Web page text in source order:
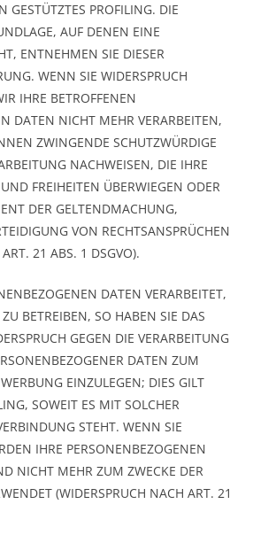
GESTÜTZTES PROFILING. DIE
AUF DENEN EINE
ENTNEHMEN SIE DIESER
WENN SIE WIDERSPRUCH
IHRE BETROFFENEN
DATEN NICHT MEHR VERARBEITEN,
ZWINGENDE SCHUTZWÜRDIGE
NACHWEISEN, DIE IHRE
FREIHEITEN ÜBERWIEGEN ODER
DER GELTENDMACHUNG,
VON RECHTSANSPRÜCHEN
21 ABS. 1 DSGVO).
DATEN VERARBEITET,
BETREIBEN, SO HABEN SIE DAS
GEGEN DIE VERARBEITUNG
DATEN ZUM
EINZULEGEN; DIES GILT
SOWEIT ES MIT SOLCHER
STEHT. WENN SIE
IHRE PERSONENBEZOGENEN
NICHT MEHR ZUM ZWECKE DER
(WIDERSPRUCH NACH ART. 21